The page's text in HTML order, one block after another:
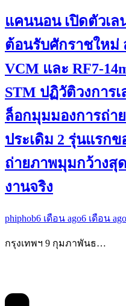
แคนนอน เปิดตัวเล
ต้อนรับศักราชใหม่
VCM และ RF7-
STM ปฏิวัติวงการ
ล็อกมุมมองการถ่า
ประเดิม 2 รุ่นแรก
ถ่ายภาพมุมกว้างสุ
งานจริง
phiphob6 เดือน ago6 เดือน ago
กรุงเทพฯ 9 กุมภาพันธ…